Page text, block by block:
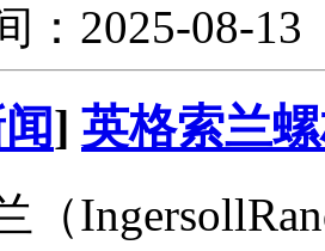
：2025-08-
] 英格索兰
（